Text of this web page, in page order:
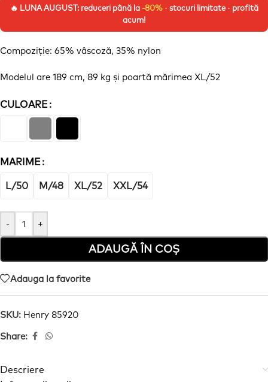
🔥 LUNA AUGUST: reduceri până la -80%· stocuri limitate · profită
acum!
Compoziție: 65% vâscoză, 35% nylon
Modelul are 189 cm, 89 kg și poartă mărimea XL/52
CULOARE
MARIME
L/50 M/48 XL/52 XXL/54
- +
ADAUGĂ ÎN COȘ
Adauga la favorite
SKU: Henry 85920
Share:
Descriere